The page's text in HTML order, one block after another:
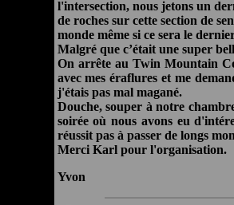
l'intersection, nous jetons un
de roches sur cette section de
monde même si ce sera le
Malgré que c’était une super
On arrête au Twin Mountain
avec mes éraflures et me
j'étais pas mal magané.
Douche, souper à notre
soirée où nous avons eu
réussit pas à passer de longs
Merci Karl pour l'organisation.
Yvon